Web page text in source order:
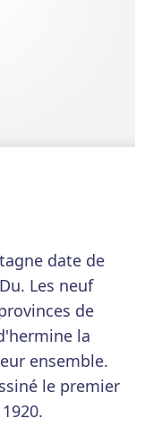
date de
Les neuf
de
la
ensemble.
le premier